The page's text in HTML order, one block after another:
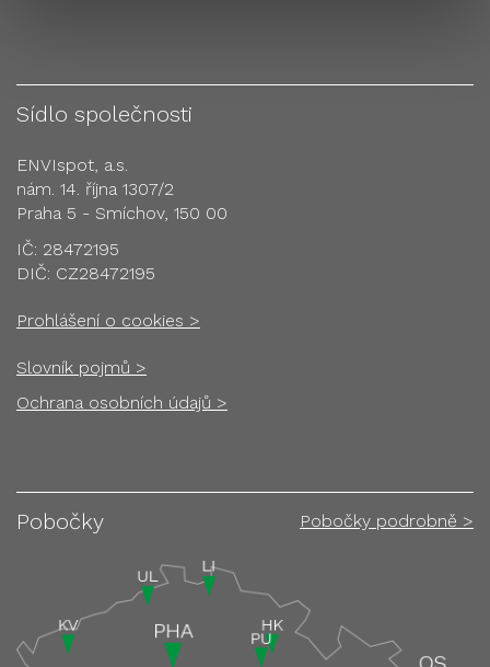
Sídlo společnosti
ENVIspot, a.s.
nám. 14. října 1307/2
Praha 5 - Smíchov, 150 00
IČ: 28472195
DIČ: CZ28472195
Prohlášení o cookies >
Slovník pojmů >
Ochrana osobních údajů >
Pobočky Pobočky podrobně >